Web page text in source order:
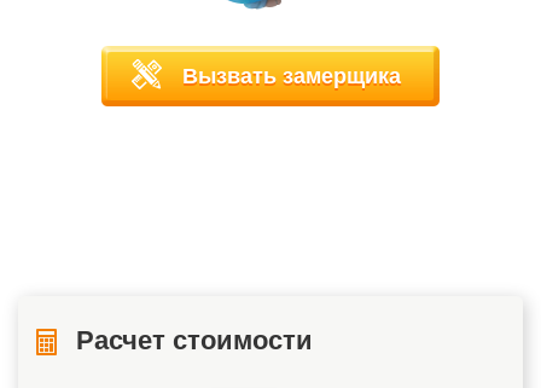
Вызвать замерщика
Расчет стоимости